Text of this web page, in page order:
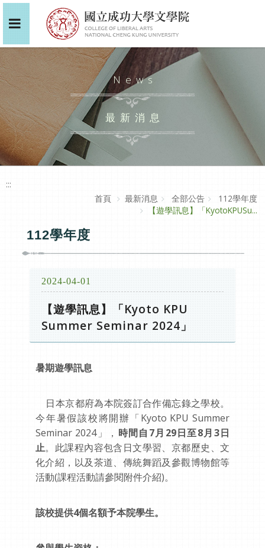
News
最新消息
:::
首頁
最新消息 全部公告
112學年度
【遊學訊息】「KyotoKPUSu...
112學年度
2024-04-01
【遊學訊息】「Kyoto KPU
Summer Seminar 2024」
暑期遊學訊息
日本京都府為本院簽訂合作備忘錄之學校。
今年暑假該校將開辦「Kyoto KPU Summer
Seminar 2024」， 時間自7月29日至8月3日
止。此課程內容包含日文學習、京都歷史、文
化介紹，以及茶道、傳統舞蹈及參觀博物館等
活動(課程活動請參閱附件介紹)。
該校提供4個名額予本院學生。